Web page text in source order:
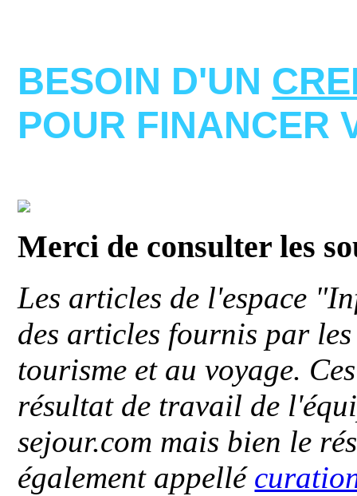
BESOIN D'UN
POUR FINANCER
Merci de consulter les
Les articles de l'espace
des articles fournis par
tourisme et au voyage.
résultat de travail de
sejour.com mais bien le
également appellé